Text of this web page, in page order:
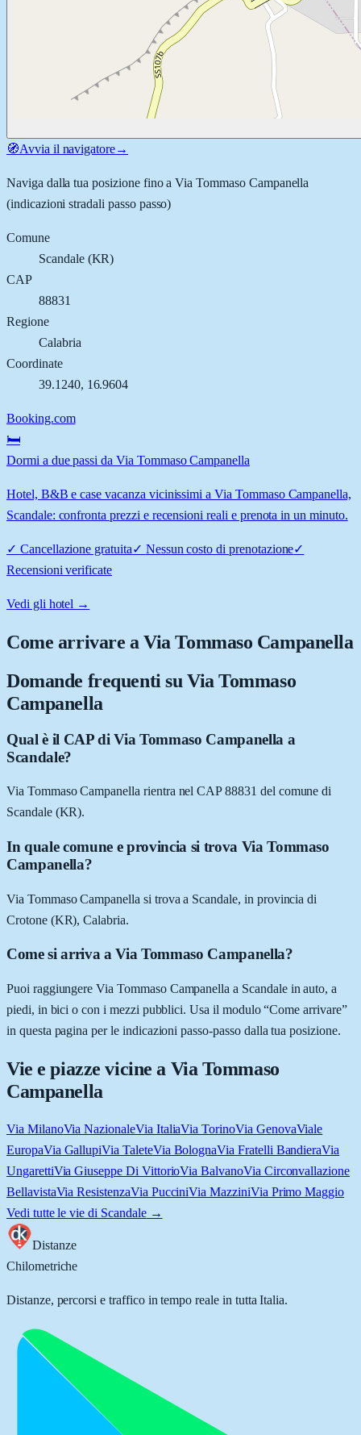
🧭Avvia il navigatore→
Naviga dalla tua posizione fino aVia Tommaso Campanella
(indicazioni stradali passo passo)
Comune
Scandale(KR)
CAP
88831
Regione
Calabria
Coordinate
39.1240, 16.9604
Booking.com
🛏️
Dormi a due passi da Via Tommaso Campanella
Hotel, B&B e case vacanza vicinissimi a Via Tommaso Campanella,
Scandale: confronta prezzi e recensioni reali e prenota in un minuto.
✓ Cancellazione gratuita✓ Nessun costo di prenotazione✓
Recensioni verificate
Vedi gli hotel →
Come arrivare aVia Tommaso Campanella
Domande frequenti su Via Tommaso
Campanella
Qual è il CAP di Via Tommaso Campanella a
Scandale?
Via Tommaso Campanella rientra nel CAP 88831 del comune di
Scandale (KR).
In quale comune e provincia si trova Via Tommaso
Campanella?
Via Tommaso Campanella si trova a Scandale, in provincia di
Crotone (KR), Calabria.
Come si arriva a Via Tommaso Campanella?
Puoi raggiungere Via Tommaso Campanella a Scandale in auto, a
piedi, in bici o con i mezzi pubblici. Usa il modulo “Come arrivare”
in questa pagina per le indicazioni passo-passo dalla tua posizione.
Vie e piazze vicine a Via Tommaso
Campanella
Via MilanoVia NazionaleVia ItaliaVia TorinoVia GenovaViale
EuropaVia GallupiVia TaleteVia BolognaVia Fratelli BandieraVia
UngarettiVia Giuseppe Di VittorioVia BalvanoVia Circonvallazione
BellavistaVia ResistenzaVia PucciniVia MazziniVia Primo Maggio
Vedi tutte le vie di Scandale→
Distanze
Chilometriche
Distanze, percorsi e traffico in tempo reale in tutta Italia.